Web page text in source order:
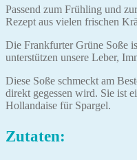
Passend zum Frühling und
Rezept aus vielen frischen
Die Frankfurter Grüne Soße
unterstützen unsere Leber,
Diese Soße schmeckt am
direkt gegessen wird. Sie ist
Hollandaise für Spargel.
Zutaten: